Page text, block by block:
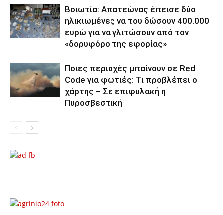
Βοιωτία: Απατεώνας έπεισε δύο
ηλικιωμένες να του δώσουν 400.000
ευρώ για να γλιτώσουν από τον
«δορυφόρο της εφορίας»
Ποιες περιοχές μπαίνουν σε Red
Code για φωτιές: Τι προβλέπει ο
χάρτης – Σε επιφυλακή η
Πυροσβεστική